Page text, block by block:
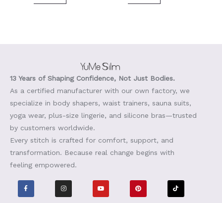
13 Years of Shaping Confidence, Not Just Bodies.
As a certified manufacturer with our own factory, we
specialize in body shapers, waist trainers, sauna suits,
yoga wear, plus-size lingerie, and silicone bras—trusted
by customers worldwide.
Every stitch is crafted for comfort, support, and
transformation. Because real change begins with
feeling empowered.
F
a
c
e
I
n
s
t
Y
o
u
t
P
i
n
t
T
i
k
t